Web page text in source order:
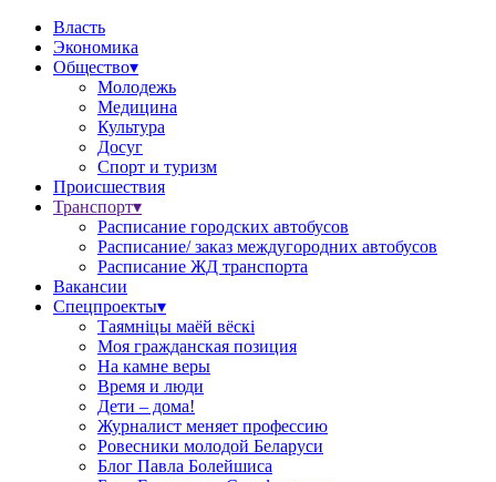
Власть
Экономика
Общество▾
Молодежь
Медицина
Культура
Досуг
Спорт и туризм
Происшествия
Транспорт▾
Расписание городских автобусов
Расписание/ заказ междугородних автобусов
Расписание ЖД транспорта
Вакансии
Спецпроекты▾
Таямніцы маёй вёскі
Моя гражданская позиция
На камне веры
Время и люди
Дети – дома!
Журналист меняет профессию
Ровесники молодой Беларуси
Блог Павла Болейшиса